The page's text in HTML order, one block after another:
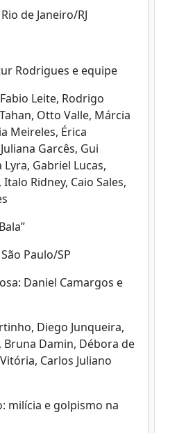
de Janeiro/RJ
Rodrigues e equipe
Leite, Rodrigo
Otto Valle, Márcia
Meireles, Érica
Garcês, Gui
Gabriel Lucas,
Ridney, Caio Sales,
Paulo/SP
Daniel Camargos e
Diego Junqueira,
Bruna Damin, Débora de
Carlos Juliano
milícia e golpismo na